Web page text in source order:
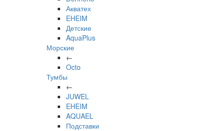
Акватех
EHEIM
Детские
AquaPlus
Морские
←
Octo
Тумбы
←
JUWEL
EHEIM
AQUAEL
Подставки